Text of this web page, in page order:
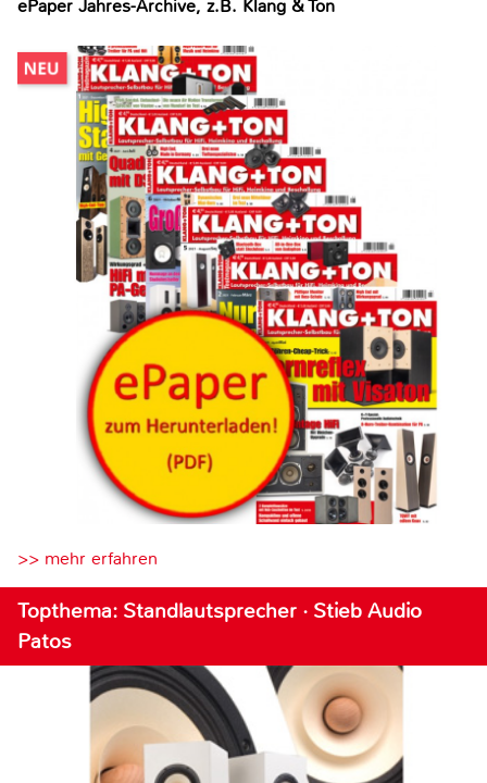
ePaper Jahres-Archive, z.B. Klang & Ton
>> mehr erfahren
Topthema: Standlautsprecher · Stieb Audio
Patos